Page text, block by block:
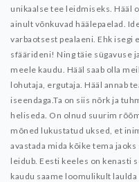
unikaalse tee leidmiseks. Hääl
ainult võnkuvad häälepaelad.
varbaotsest pealaeni. Ehk isegi
sfäärideni! Ning täie sügavuse
meele kaudu. Hääl saab olla
lohutaja, ergutaja. Hääl annab
iseendaga.Ta on siis nõrk ja
heliseda. On olnud suurim
mõned lukustatud uksed, et
avastada mida kõike tema
leidub. Eesti keeles on kenasti
kaudu saame loomulikult